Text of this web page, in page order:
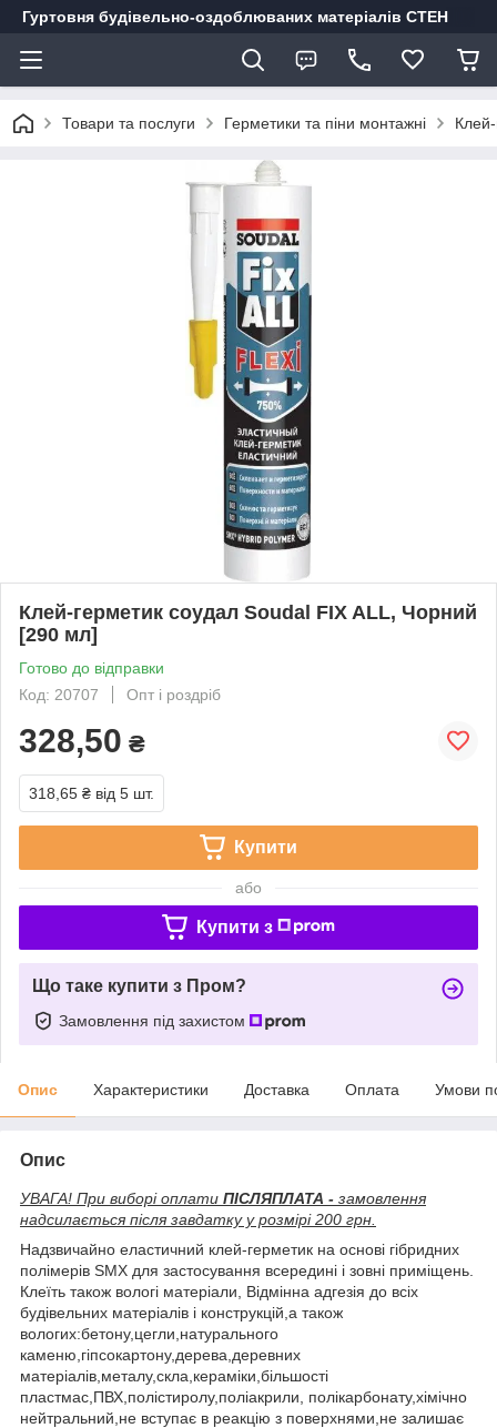
Гуртовня будівельно-оздоблюваних матеріалів СТЕН
Товари та послуги Герметики та піни монтажні
Клей-герметик соудал Soudal FIX ALL, Чорний
[290 мл]
Готово до відправки
Код: 20707
Опт і роздріб
328,50 ₴
318,65 ₴ від 5 шт.
Купити
або
Купити з
Що таке купити з Пром?
Замовлення під захистом
Опис Характеристики Доставка Оплата Умови
Опис
УВАГА! При виборі оплати ПІСЛЯПЛАТА - замовлення
надсилається після завдатку у розмірі 200 грн.
Надзвичайно еластичний клей-герметик на основі гібридних
полімерів SMX для застосування всередині і зовні приміщень.
Клеїть також вологі матеріали, Відмінна адгезія до всіх
будівельних матеріалів і конструкцій,а також
вологих:бетону,цегли,натурального
каменю,гіпсокартону,дерева,деревних
матеріалів,металу,скла,кераміки,більшості
пластмас,ПВХ,полістиролу,поліакрили, полікарбонату,хімічно
нейтральний,не вступає в реакцію з поверхнями,не залишає